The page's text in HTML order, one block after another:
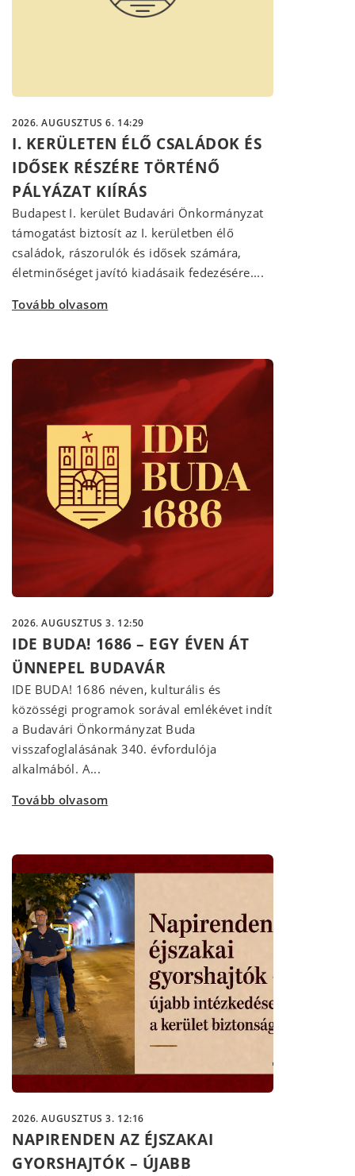
2026. AUGUSZTUS 6. 14:29
I. KERÜLETEN ÉLŐ CSALÁDOK ÉS
IDŐSEK RÉSZÉRE TÖRTÉNŐ
PÁLYÁZAT KIÍRÁS
Budapest I. kerület Budavári Önkormányzat
támogatást biztosít az I. kerületben élő
családok, rászorulók és idősek számára,
életminőséget javító kiadásaik fedezésére....
Tovább olvasom
2026. AUGUSZTUS 3. 12:50
IDE BUDA! 1686 – EGY ÉVEN ÁT
ÜNNEPEL BUDAVÁR
IDE BUDA! 1686 néven, kulturális és
közösségi programok sorával emlékévet indít
a Budavári Önkormányzat Buda
visszafoglalásának 340. évfordulója
alkalmából. A...
Tovább olvasom
2026. AUGUSZTUS 3. 12:16
NAPIRENDEN AZ ÉJSZAKAI
GYORSHAJTÓK – ÚJABB